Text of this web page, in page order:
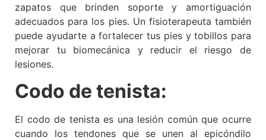
zapatos que brinden soporte y amortiguación
adecuados para los pies. Un fisioterapeuta también
puede ayudarte a fortalecer tus pies y tobillos para
mejorar tu biomecánica y reducir el riesgo de
lesiones.
Codo de tenista:
El codo de tenista es una lesión común que ocurre
cuando los tendones que se unen al epicóndilo